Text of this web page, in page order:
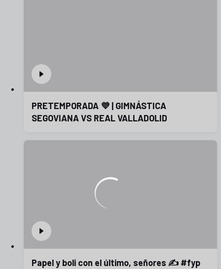
PRETEMPORADA 💜 | GIMNÁSTICA
SEGOVIANA VS REAL VALLADOLID
Papel y boli con el último, señores ✍️ #fyp